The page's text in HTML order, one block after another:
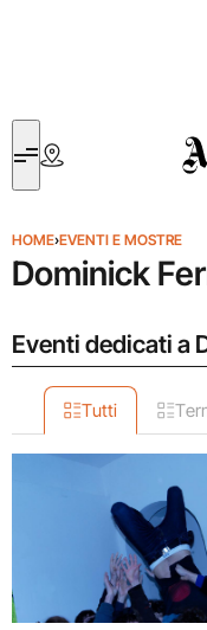
HOME›EVENTI E MOSTRE
Dominick
Eventi dedicati a
Tutti